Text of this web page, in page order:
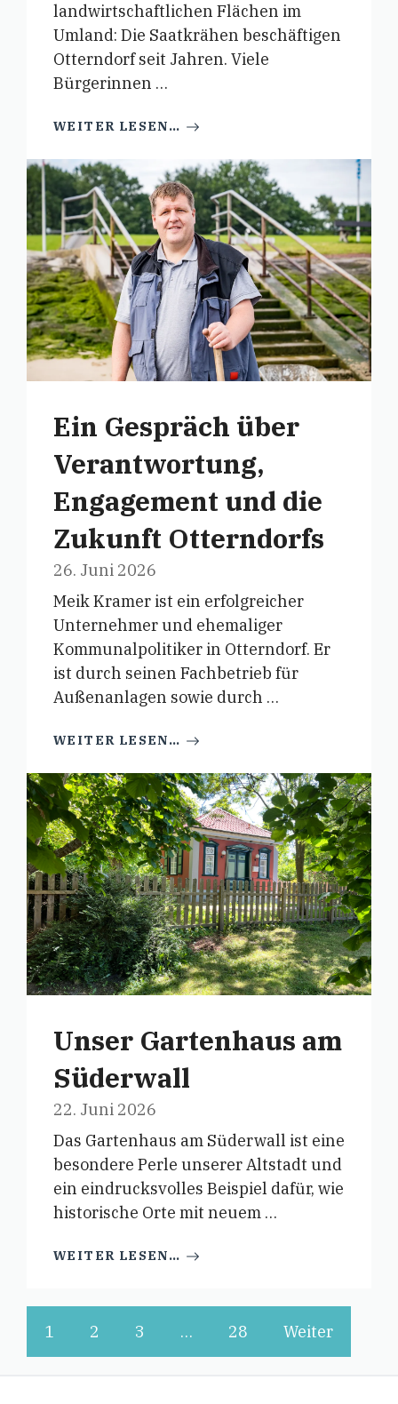
landwirtschaftlichen Flächen im
Umland: Die Saatkrähen beschäftigen
Otterndorf seit Jahren. Viele
Bürgerinnen …
WEITER LESEN…
Ein Gespräch über
Verantwortung,
Engagement und die
Zukunft Otterndorfs
26. Juni 2026
Meik Kramer ist ein erfolgreicher
Unternehmer und ehemaliger
Kommunalpolitiker in Otterndorf. Er
ist durch seinen Fachbetrieb für
Außenanlagen sowie durch …
WEITER LESEN…
Unser Gartenhaus am
Süderwall
22. Juni 2026
Das Gartenhaus am Süderwall ist eine
besondere Perle unserer Altstadt und
ein eindrucksvolles Beispiel dafür, wie
historische Orte mit neuem …
WEITER LESEN…
1 2 3 … 28 Weiter